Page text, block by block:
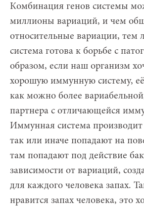
Комбинация генов системы
миллионы вариаций, и чем
относительные вариации, тем
система готова к борьбе с
образом, если наш организм
хорошую иммунную систему, её
как можно более
партнера с отличающейся
Иммунная система
так или иначе попадают на
там попадают под действие
зависимости от вариаций,
для каждого человека запах.
нравится запах человека, это